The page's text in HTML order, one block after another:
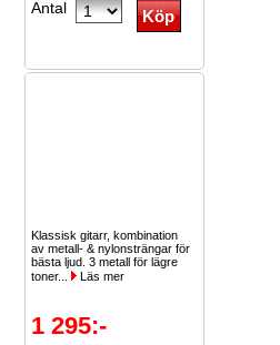
Antal
Klassisk gitarr, kombination
av metall- & nylonsträngar för
bästa ljud. 3 metall för lägre
toner...
Läs mer
1 295:-